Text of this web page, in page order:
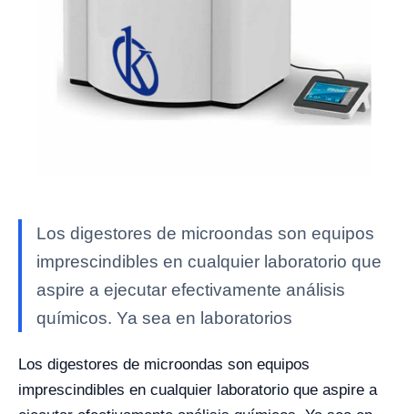
Los digestores de microondas son equipos
imprescindibles en cualquier laboratorio que
aspire a ejecutar efectivamente análisis
químicos. Ya sea en laboratorios
Los digestores de microondas son equipos
imprescindibles en cualquier laboratorio que aspire a